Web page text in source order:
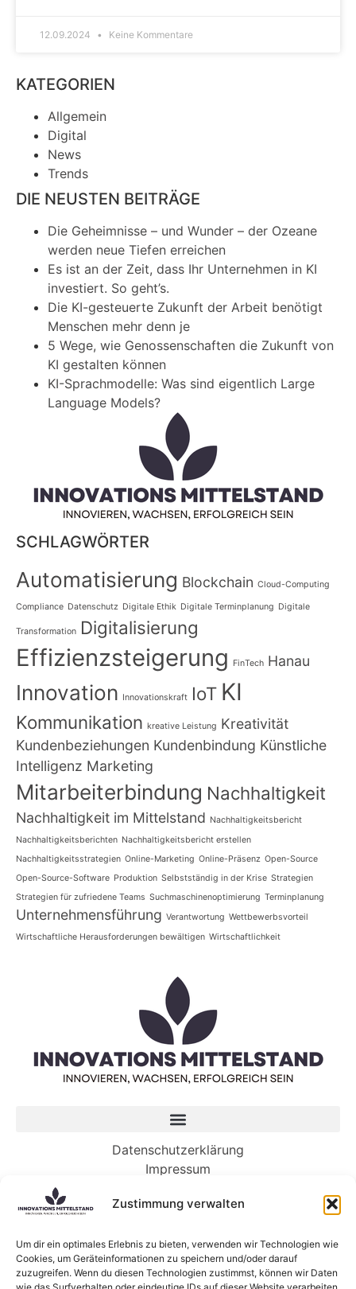
Zustimmung verwalten
Um dir ein optimales Erlebnis zu bieten, verwenden wir Technologien wie
Cookies, um Geräteinformationen zu speichern und/oder darauf
zuzugreifen. Wenn du diesen Technologien zustimmst, können wir Daten
12.09.2024 Keine Kommentare
KATEGORIEN
Allgemein
Digital
News
Trends
DIE NEUSTEN BEITRÄGE
Die Geheimnisse – und Wunder – der Ozeane
werden neue Tiefen erreichen
Es ist an der Zeit, dass Ihr Unternehmen in KI
investiert. So geht’s.
Die KI-gesteuerte Zukunft der Arbeit benötigt
Menschen mehr denn je
5 Wege, wie Genossenschaften die Zukunft von
KI gestalten können
KI-Sprachmodelle: Was sind eigentlich Large
Language Models?
SCHLAGWÖRTER
Automatisierung Blockchain Cloud-Computing
Compliance Datenschutz Digitale Ethik Digitale Terminplanung Digitale
Transformation Digitalisierung
Effizienzsteigerung FinTech Hanau
Innovation Innovationskraft IoT KI
Kommunikation kreative Leistung Kreativität
Kundenbeziehungen Kundenbindung Künstliche
Intelligenz Marketing
Mitarbeiterbindung Nachhaltigkeit
Nachhaltigkeit im Mittelstand Nachhaltigkeitsbericht
Nachhaltigkeitsberichten Nachhaltigkeitsbericht erstellen
Nachhaltigkeitsstrategien Online-Marketing Online-Präsenz Open-Source
Open-Source-Software Produktion Selbstständig in der Krise Strategien
Strategien für zufriedene Teams Suchmaschinenoptimierung Terminplanung
Unternehmensführung Verantwortung Wettbewerbsvorteil
Wirtschaftliche Herausforderungen bewältigen Wirtschaftlichkeit
Datenschutzerklärung
Impressum
Neueste Beiträge
Die Geheimnisse – und Wunder – der Ozeane
werden neue Tiefen erreichen
Es ist an der Zeit, dass Ihr Unternehmen in KI